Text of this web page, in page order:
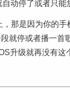
动停了或者只能
那是因为你的
就停或者播一首
升级就再没有这